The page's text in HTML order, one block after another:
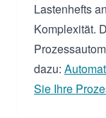
Lastenhefts
Komplexität.
dazu:
Sie Ihre